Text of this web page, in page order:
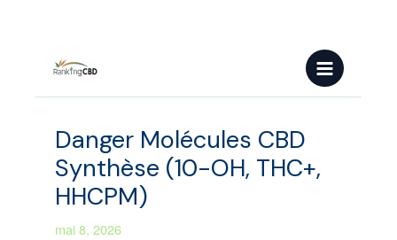
contenu
Main
Menu
Danger Molécules CBD
Synthèse (10-OH, THC+,
HHCPM)
mai 8, 2026